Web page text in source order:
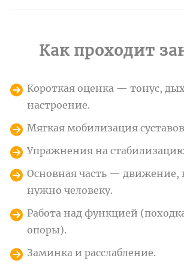
Как проходит
Короткая оценка — тонус,
настроение.
Мягкая мобилизация
Упражнения на
Основная часть — движение,
нужно человеку.
Работа над функцией
опоры).
Заминка и расслабление.